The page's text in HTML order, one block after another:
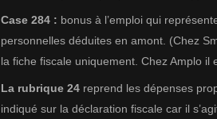
Case 284 : bonus à l’emploi qui
personnelles déduites en amont. (Chez
la fiche fiscale uniquement. Chez Amplo
La rubrique 24 reprend les dépenses
indiqué sur la déclaration fiscale car il